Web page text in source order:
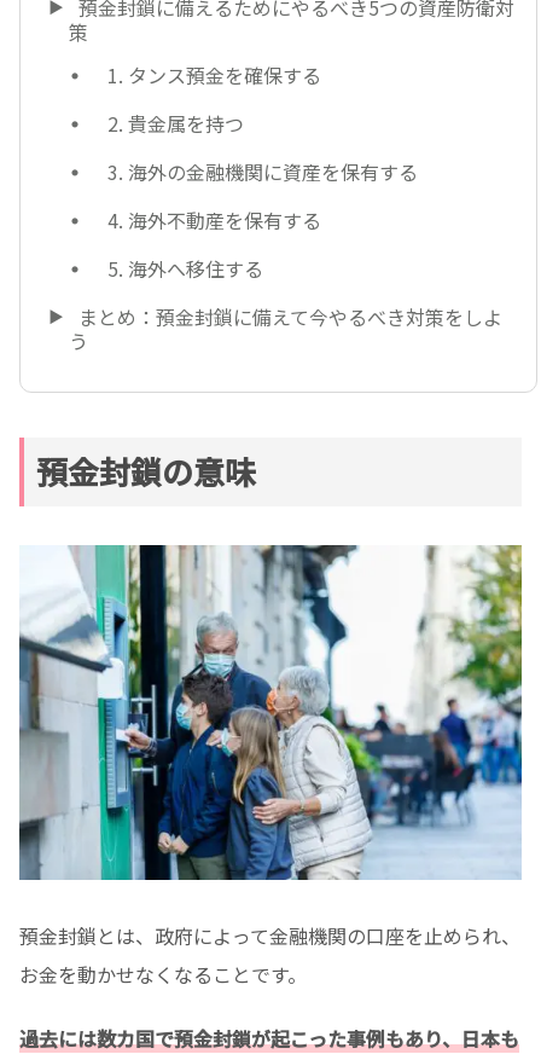
預金封鎖に備えるためにやるべき5つの資産防衛対
策
1. タンス預金を確保する
2. 貴金属を持つ
3. 海外の金融機関に資産を保有する
4. 海外不動産を保有する
5. 海外へ移住する
まとめ：預金封鎖に備えて今やるべき対策をしよ
う
預金封鎖の意味
預金封鎖とは、政府によって金融機関の口座を止められ、
お金を動かせなくなることです。
過去には数カ国で預金封鎖が起こった事例もあり、日本も